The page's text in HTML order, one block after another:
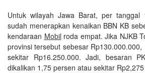
Untuk wilayah Jawa Barat, per tanggal
sudah menerapkan kenaikan BBN KB
kendaraan Mobil roda empat. Jika NJKB
provinsi tersebut sebesar
sekitar Rp16.250.000. Jadi, besaran
dikalikan 1,75 persen atau sekitar